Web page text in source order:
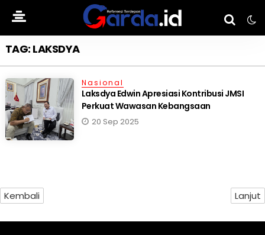
TAG: LAKSDYA
Nasional
Laksdya Edwin Apresiasi Kontribusi JMSI
Perkuat Wawasan Kebangsaan
20 Sep 2025
Kembali Lanjut